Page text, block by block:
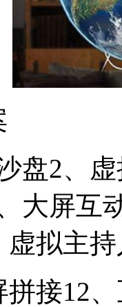
盘2、
大屏互
虚拟主持
拼接12